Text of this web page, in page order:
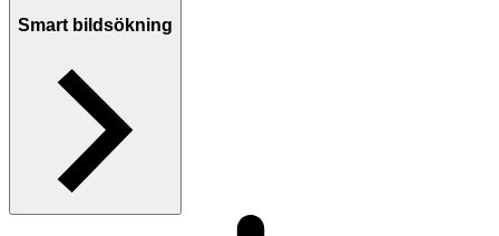
Smart bildsökning